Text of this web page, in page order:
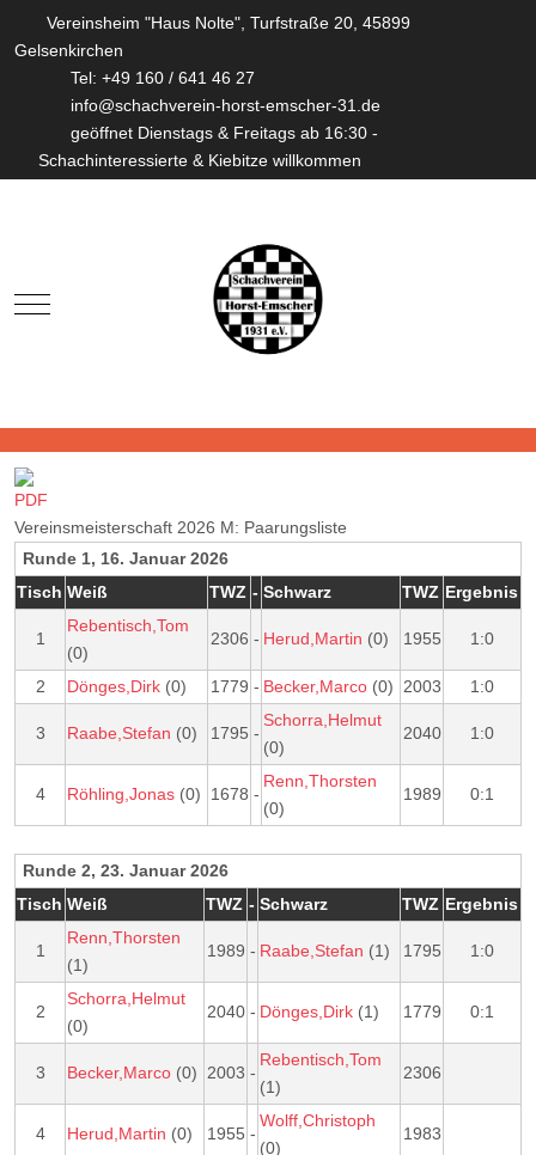
Vereinsheim "Haus Nolte", Turfstraße 20, 45899
Gelsenkirchen
Tel: +49 160 / 641 46 27
info@schachverein-horst-emscher-31.de
geöffnet Dienstags & Freitags ab 16:30 -
Schachinteressierte & Kiebitze willkommen
Mobile Menu Toggle
Vereinsmeisterschaft 2026 M: Paarungsliste
Runde 1, 16. Januar 2026
Tisch Weiß TWZ - Schwarz TWZ Ergebnis
1
Rebentisch,Tom
(0)
2306 - Herud,Martin (0) 1955 1:0
2 Dönges,Dirk (0) 1779 - Becker,Marco (0) 2003 1:0
3 Raabe,Stefan (0) 1795 -
Schorra,Helmut
(0)
2040 1:0
4 Röhling,Jonas (0) 1678 -
Renn,Thorsten
(0)
1989 0:1
Runde 2, 23. Januar 2026
Tisch Weiß TWZ - Schwarz TWZ Ergebnis
1
Renn,Thorsten
(1)
1989 - Raabe,Stefan (1) 1795 1:0
2
Schorra,Helmut
(0)
2040 - Dönges,Dirk (1) 1779 0:1
3 Becker,Marco (0) 2003 -
Rebentisch,Tom
(1)
2306
4 Herud,Martin (0) 1955 -
Wolff,Christoph
(0)
1983